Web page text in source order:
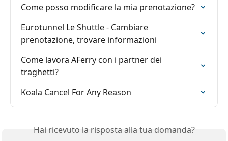
Come posso modificare la mia prenotazione?
Eurotunnel Le Shuttle - Cambiare
prenotazione, trovare informazioni
Come lavora AFerry con i partner dei
traghetti?
Koala Cancel For Any Reason
Hai ricevuto la risposta alla tua domanda?